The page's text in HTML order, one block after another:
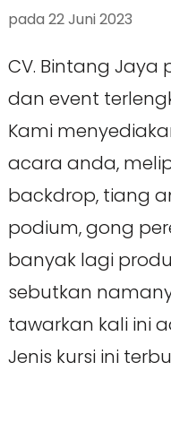
pada 22 Juni 2023
CV. Bintang
dan event
Kami
acara anda,
backdrop, tiang
podium, gong
banyak lagi
sebutkan
tawarkan kali ini
Jenis kursi ini